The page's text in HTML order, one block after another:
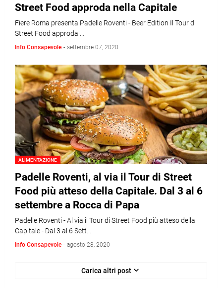
Street Food approda nella Capitale
Fiere Roma presenta Padelle Roventi - Beer Edition Il Tour di
Street Food approda …
Info Consapevole - settembre 07, 2020
ALIMENTAZIONE
Padelle Roventi, al via il Tour di Street
Food più atteso della Capitale. Dal 3 al 6
settembre a Rocca di Papa
Padelle Roventi - Al via il Tour di Street Food più atteso della
Capitale - Dal 3 al 6 Sett…
Info Consapevole - agosto 28, 2020
Carica altri post